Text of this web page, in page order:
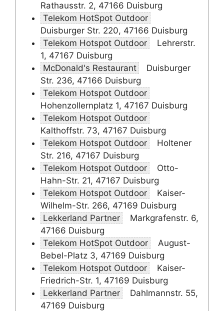
Rathausstr. 2, 47166 Duisburg
Telekom HotSpot Outdoor
Duisburger Str. 220, 47166 Duisburg
Telekom Hotspot Outdoor
Lehrerstr.
1, 47167 Duisburg
McDonald's Restaurant
Duisburger
Str. 236, 47166 Duisburg
Telekom Hotspot Outdoor
Hohenzollernplatz 1, 47167 Duisburg
Telekom Hotspot Outdoor
Kalthoffstr. 73, 47167 Duisburg
Telekom Hotspot Outdoor
Holtener
Str. 216, 47167 Duisburg
Telekom Hotspot Outdoor
Otto-
Hahn-Str. 21, 47167 Duisburg
Telekom Hotspot Outdoor
Kaiser-
Wilhelm-Str. 266, 47169 Duisburg
Lekkerland Partner
Markgrafenstr. 6,
47166 Duisburg
Telekom HotSpot Outdoor
August-
Bebel-Platz 3, 47169 Duisburg
Telekom Hotspot Outdoor
Kaiser-
Friedrich-Str. 1, 47169 Duisburg
Lekkerland Partner
Dahlmannstr. 55,
47169 Duisburg